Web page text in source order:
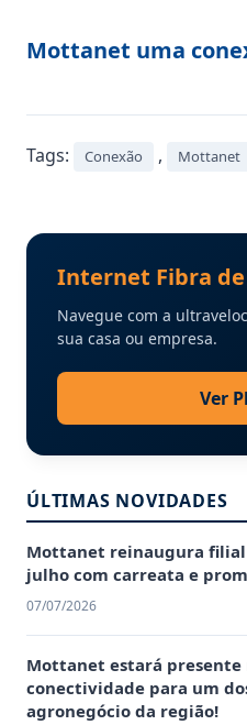
Mottanet uma
Tags: Conexão , Mottanet
Internet Fibra
Navegue com a
sua casa ou empresa.
Ver
ÚLTIMAS NOVIDADES
Mottanet reinaugura filial
julho com carreata e
07/07/2026
Mottanet estará presente
conectividade para um
agronegócio da região!